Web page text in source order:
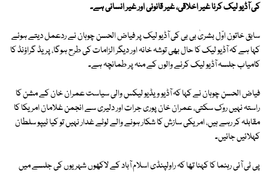
کی آڈیو لیک کرنا غیر اخلاقی، غیر قانونی اور غیر انسانی ہے۔
سابق خاتون اوّل بشریٰ بی بی کی آڈیو لیک پر فیاض الحسن چوہان نے ردعمل دیتے ہوئے
کہا ہے کہ آڈیو لیک کا حال بھی توشہ خانہ اور دیگر الزامات کی طرح ہوگا، پریڈ گراؤنڈ کا
کامیاب جلسہ آڈیو لیک کرنے والوں کے منہ پر طمانچہ ہے۔
فیاض الحسن چوہان نے کہا کہ آڈیو ویڈیو لیکس والی سیاست عمران خان کے مشن کا
راستہ نہیں روک سکتی، عمران خان پوری جرات اور دلیری سے انجمن غلامان امریکا کا
مقابلہ کر رہے ہیں، امریکی سازش کا شکار ہونے والے لوٹے غدار نہیں تو کیا ٹیپو سلطان
کہلائیں جائیں۔
پی ٹی آئی رہنما کا کہنا تھا کہ راولپنڈی اسلام آباد کے لاکھوں شہریوں کی جلسے میں